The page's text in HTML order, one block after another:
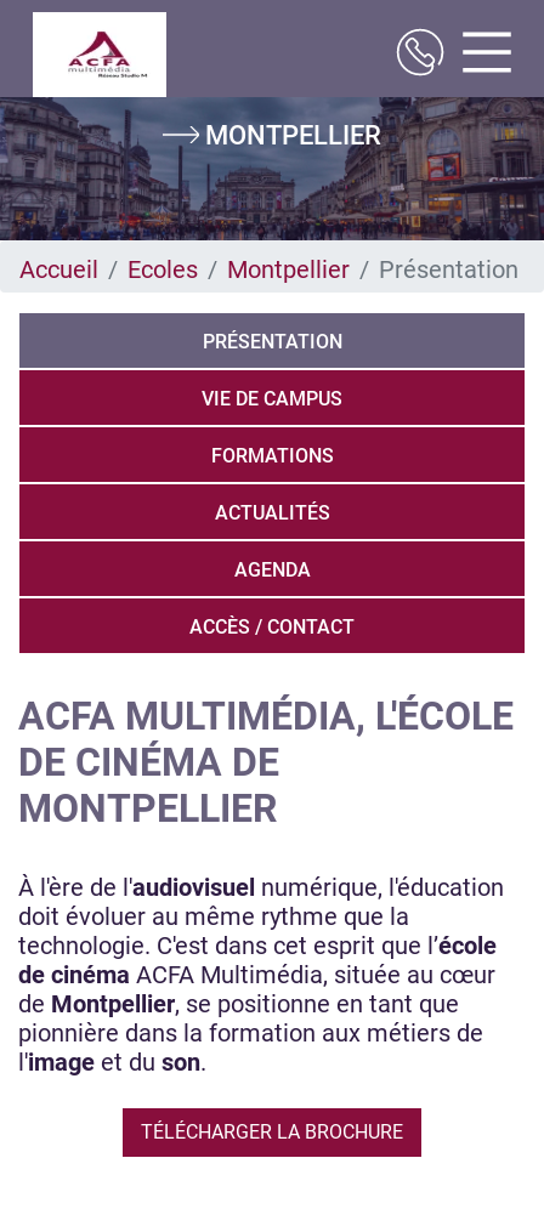
Aller
au
contenu
principal
MONTPELLIER
Accueil Ecoles Montpellier Présentation
PRÉSENTATION
VIE DE CAMPUS
FORMATIONS
ACTUALITÉS
AGENDA
ACCÈS / CONTACT
ACFA MULTIMÉDIA, L'ÉCOLE
DE CINÉMA DE
MONTPELLIER
À l'ère de l'audiovisuel numérique, l'éducation
doit évoluer au même rythme que la
technologie. C'est dans cet esprit que l’école
de cinéma ACFA Multimédia, située au cœur
de Montpellier, se positionne en tant que
pionnière dans la formation aux métiers de
l'image et du son.
TÉLÉCHARGER LA BROCHURE